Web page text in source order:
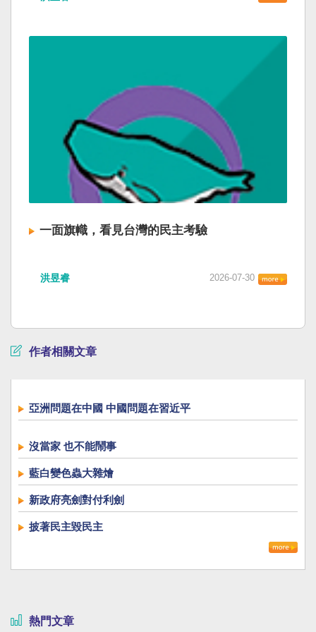
一面旗幟，看見台灣的民主考驗
洪昱睿 2026-07-30
作者相關文章
亞洲問題在中國 中國問題在習近平
沒當家 也不能鬧事
藍白變色蟲大雜燴
新政府亮劍對付利劍
披著民主毀民主
熱門文章